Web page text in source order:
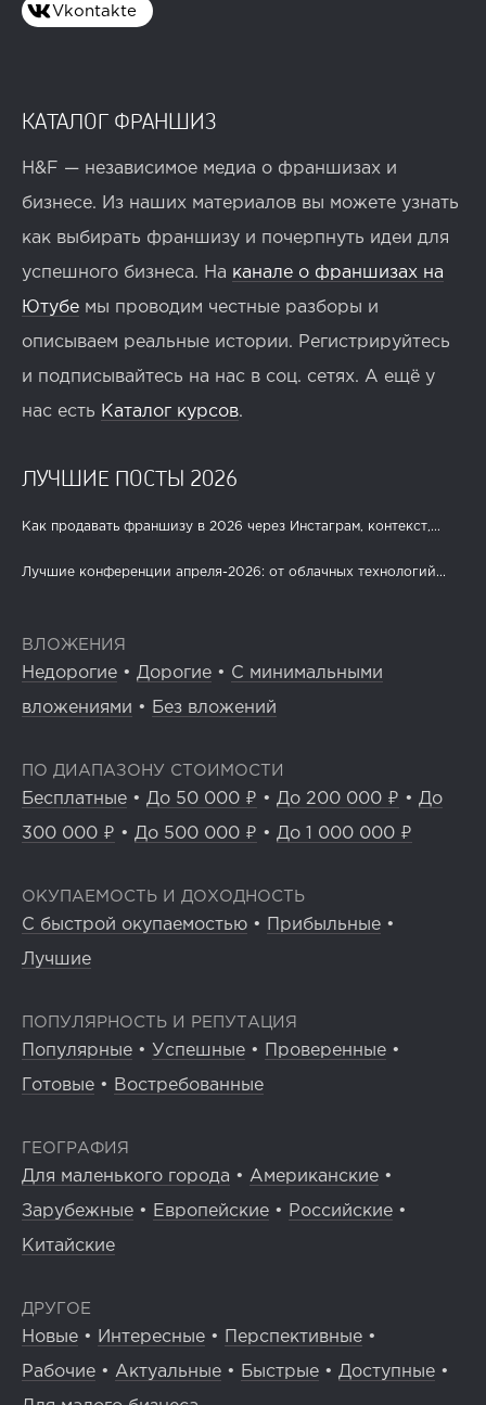
Vkontakte
КАТАЛОГ ФРАНШИЗ
H&F — независимое медиа о франшизах и
бизнесе. Из наших материалов вы можете узнать
как выбирать франшизу и почерпнуть идеи для
успешного бизнеса. На канале о франшизах на
Ютубе мы проводим честные разборы и
описываем реальные истории. Регистрируйтесь
и подписывайтесь на нас в соц. сетях. А ещё у
нас есть Каталог курсов.
ЛУЧШИЕ ПОСТЫ 2026
Как продавать франшизу в 2026 через Инстаграм, контекст,...
Лучшие конференции апреля-2026: от облачных технологий...
ВЛОЖЕНИЯ
Недорогие • Дорогие • С минимальными
вложениями • Без вложений
ПО ДИАПАЗОНУ СТОИМОСТИ
Бесплатные • До 50 000 ₽ • До 200 000 ₽ • До
300 000 ₽ • До 500 000 ₽ • До 1 000 000 ₽
ОКУПАЕМОСТЬ И ДОХОДНОСТЬ
С быстрой окупаемостью • Прибыльные •
Лучшие
ПОПУЛЯРНОСТЬ И РЕПУТАЦИЯ
Популярные • Успешные • Проверенные •
Готовые • Востребованные
ГЕОГРАФИЯ
Для маленького города • Американские •
Зарубежные • Европейские • Российские •
Китайские
ДРУГОЕ
Новые • Интересные • Перспективные •
Рабочие • Актуальные • Быстрые • Доступные •